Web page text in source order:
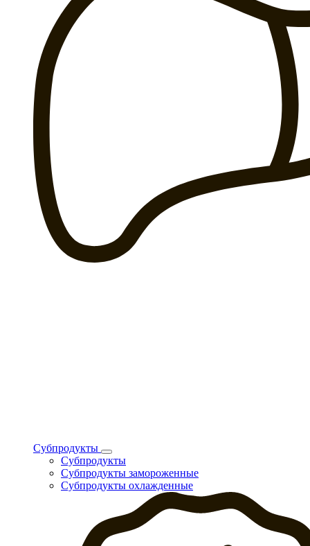
Субпродукты
Субпродукты
Субпродукты замороженные
Субпродукты охлажденные